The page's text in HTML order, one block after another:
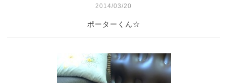
2014/03/20
ポーターくん☆